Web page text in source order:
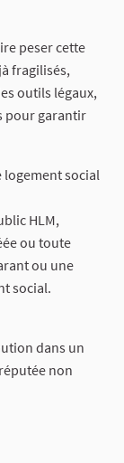
peser cette
fragilisés,
outils légaux,
pour garantir
logement social
HLM,
ou toute
ou une
social.
dans un
non